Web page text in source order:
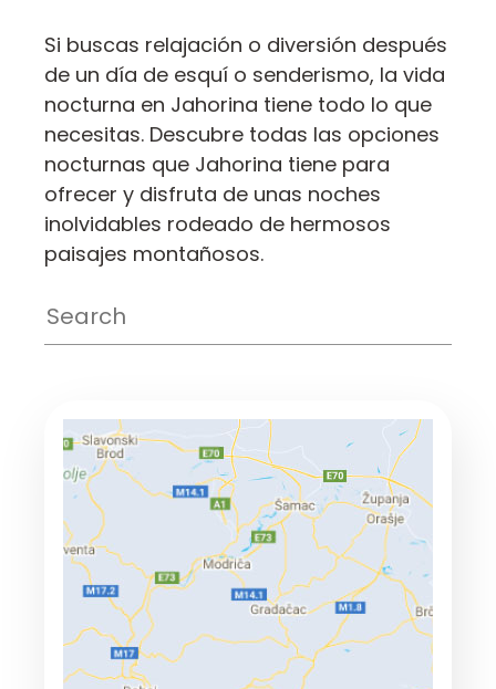
Si buscas relajación o diversión después
de un día de esquí o senderismo, la vida
nocturna en Jahorina tiene todo lo que
necesitas. Descubre todas las opciones
nocturnas que Jahorina tiene para
ofrecer y disfruta de unas noches
inolvidables rodeado de hermosos
paisajes montañosos.